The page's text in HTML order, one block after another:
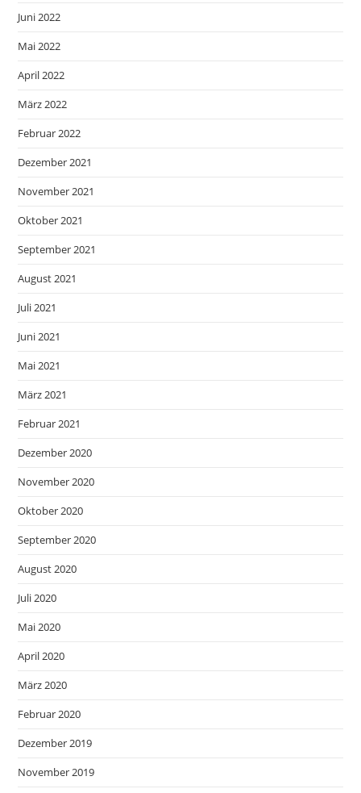
Juni 2022
Mai 2022
April 2022
März 2022
Februar 2022
Dezember 2021
November 2021
Oktober 2021
September 2021
August 2021
Juli 2021
Juni 2021
Mai 2021
März 2021
Februar 2021
Dezember 2020
November 2020
Oktober 2020
September 2020
August 2020
Juli 2020
Mai 2020
April 2020
März 2020
Februar 2020
Dezember 2019
November 2019